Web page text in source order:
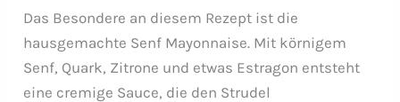
Das Besondere an diesem Rezept ist die
hausgemachte Senf Mayonnaise. Mit körnigem
Senf, Quark, Zitrone und etwas Estragon entsteht
eine cremige Sauce, die den Strudel